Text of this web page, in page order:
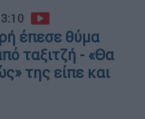
έπεσε θύμα
ταξιτζή - «Θα
της είπε και